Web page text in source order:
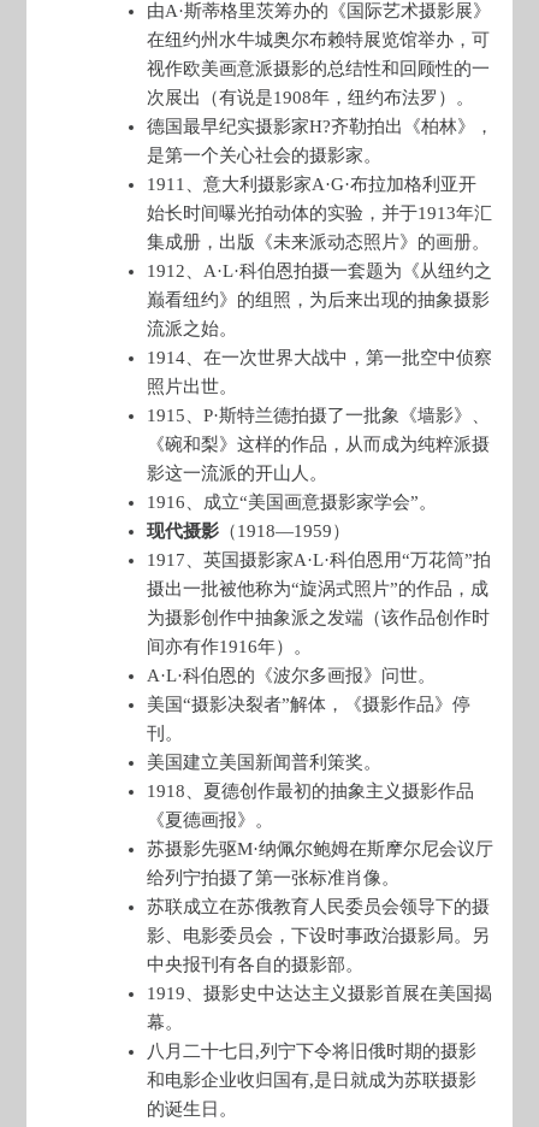
由A·斯蒂格里茨筹办的《国际艺术摄影展》
在纽约州水牛城奥尔布赖特展览馆举办，可
视作欧美画意派摄影的总结性和回顾性的一
次展出（有说是1908年，纽约布法罗）。
德国最早纪实摄影家H?齐勒拍出《柏林》，
是第一个关心社会的摄影家。
1911、意大利摄影家A·G·布拉加格利亚开
始长时间曝光拍动体的实验，并于1913年汇
集成册，出版《未来派动态照片》的画册。
1912、A·L·科伯恩拍摄一套题为《从纽约之
巅看纽约》的组照，为后来出现的抽象摄影
流派之始。
1914、在一次世界大战中，第一批空中侦察
照片出世。
1915、P·斯特兰德拍摄了一批象《墙影》、
《碗和梨》这样的作品，从而成为纯粹派摄
影这一流派的开山人。
1916、成立“美国画意摄影家学会”。
现代摄影 （1918—1959）
1917、英国摄影家A·L·科伯恩用“万花筒”拍
摄出一批被他称为“旋涡式照片”的作品，成
为摄影创作中抽象派之发端（该作品创作时
间亦有作1916年）。
A·L·科伯恩的《波尔多画报》问世。
美国“摄影决裂者”解体，《摄影作品》停
刊。
美国建立美国新闻普利策奖。
1918、夏德创作最初的抽象主义摄影作品
《夏德画报》。
苏摄影先驱M·纳佩尔鲍姆在斯摩尔尼会议厅
给列宁拍摄了第一张标准肖像。
苏联成立在苏俄教育人民委员会领导下的摄
影、电影委员会，下设时事政治摄影局。另
中央报刊有各自的摄影部。
1919、摄影史中达达主义摄影首展在美国揭
幕。
八月二十七日,列宁下令将旧俄时期的摄影
和电影企业收归国有,是日就成为苏联摄影
的诞生日。